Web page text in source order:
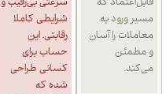
قابل‌اعتماد که
مسیر ورود به
معاملات را آسان
و مطمئن
می‌کند.
سرعتی بی‌رقیب و
شرایطی کاملا
رقابتی. این
حساب برای
کسانی طراحی
شده که